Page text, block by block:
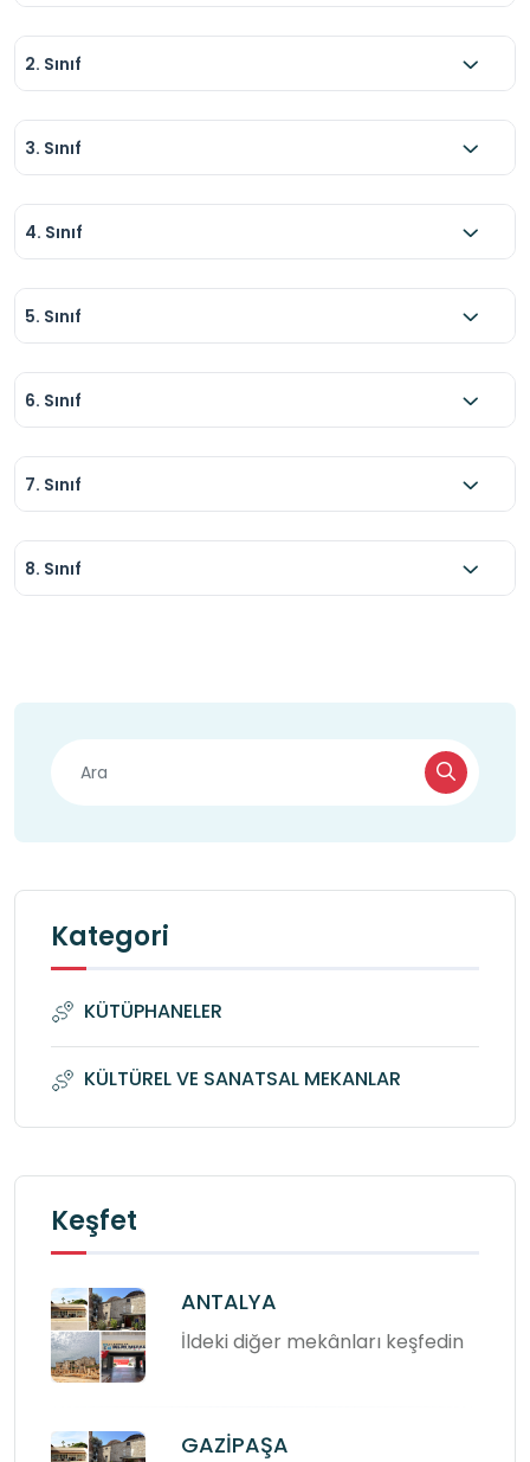
2. Sınıf
3. Sınıf
4. Sınıf
5. Sınıf
6. Sınıf
7. Sınıf
8. Sınıf
Kategori
KÜTÜPHANELER
KÜLTÜREL VE SANATSAL MEKANLAR
Keşfet
ANTALYA
İldeki diğer mekânları keşfedin
GAZİPAŞA